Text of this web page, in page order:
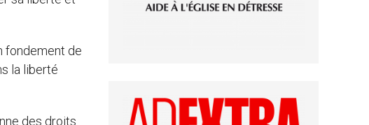
fondement de
la liberté
des droits